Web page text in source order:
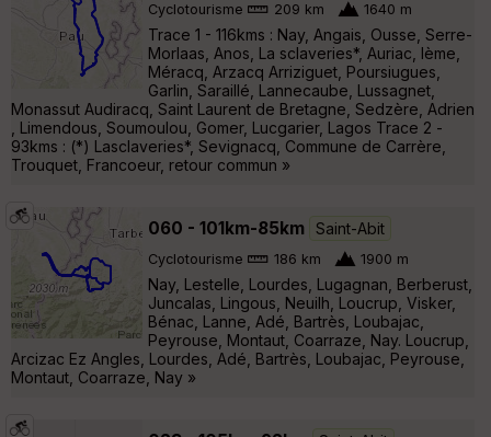
Cyclotourisme 209 km 1640 m
Trace 1 - 116kms : Nay, Angais, Ousse, Serre-
Morlaas, Anos, La sclaveries*, Auriac, lème,
Méracq, Arzacq Arriziguet, Poursiugues,
Garlin, Saraillé, Lannecaube, Lussagnet,
Monassut Audiracq, Saint Laurent de Bretagne, Sedzère, Adrien
, Limendous, Soumoulou, Gomer, Lucgarier, Lagos Trace 2 -
93kms : (*) Lasclaveries*, Sevignacq, Commune de Carrère,
Trouquet, Francoeur, retour commun »
060 - 101km-85km Saint-Abit
Cyclotourisme 186 km 1900 m
Nay, Lestelle, Lourdes, Lugagnan, Berberust,
Juncalas, Lingous, Neuilh, Loucrup, Visker,
Bénac, Lanne, Adé, Bartrès, Loubajac,
Peyrouse, Montaut, Coarraze, Nay. Loucrup,
Arcizac Ez Angles, Lourdes, Adé, Bartrès, Loubajac, Peyrouse,
Montaut, Coarraze, Nay »